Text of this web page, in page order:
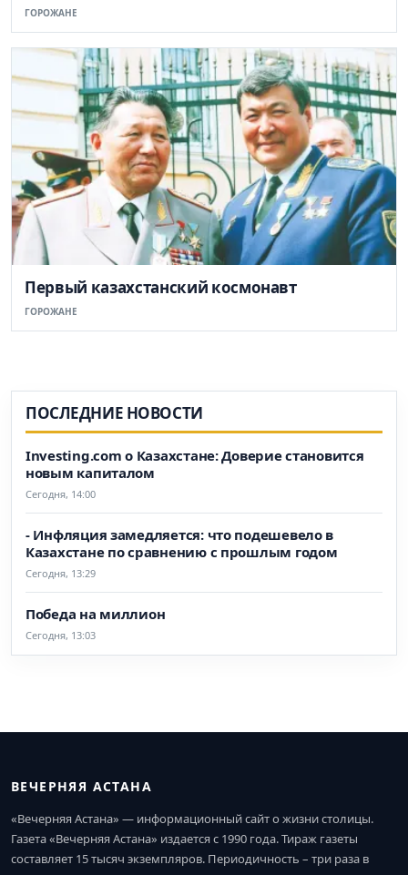
ГОРОЖАНЕ
Первый казахстанский космонавт
ГОРОЖАНЕ
ПОСЛЕДНИЕ НОВОСТИ
Investing.com о Казахстане: Доверие становится
новым капиталом
Сегодня, 14:00
- Инфляция замедляется: что подешевело в
Казахстане по сравнению с прошлым годом
Сегодня, 13:29
Победа на миллион
Сегодня, 13:03
ВЕЧЕРНЯЯ АСТАНА
«Вечерняя Астана» — информационный сайт о жизни столицы.
Газета «Вечерняя Астана» издается с 1990 года. Тираж газеты
составляет 15 тысяч экземпляров. Периодичность – три раза в